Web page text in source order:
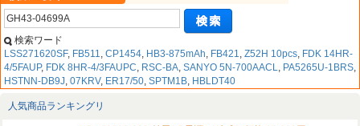
検索ワード
LSS271620SF, FB511, CP1454, HB3-875mAh, FB421, Z52H 10pcs, FDK 14HR-
4/5FAUP, FDK 8HR-4/3FAUPC, RSC-BA, SANYO 5N-700AACL, PA5265U-1BRS,
HSTNN-DB9J, 07KRV, ER17/50, SPTM1B, HBLDT40
人気商品ランキングリ